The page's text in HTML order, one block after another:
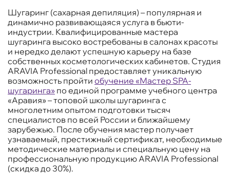
Шугаринг (сахарная депиляция) – популярная и
динамично развивающаяся услуга в бьюти-
индустрии. Квалифицированные мастера
шугаринга высоко востребованы в салонах красоты
и нередко делают успешную карьеру на базе
собственных косметологических кабинетов. Студия
ARAVIA Professional предоставляет уникальную
возможность пройти обучение «Мастер SPA-
шугаринга» по единой программе учебного центра
«Аравия» – топовой школы шугаринга с
многолетним опытом подготовки тысяч
специалистов по всей России и ближайшему
зарубежью. После обучения мастер получает
узнаваемый, престижный сертификат, необходимые
методические материалы и специальную цену на
профессиональную продукцию ARAVIA Professional
(скидка до 30%).